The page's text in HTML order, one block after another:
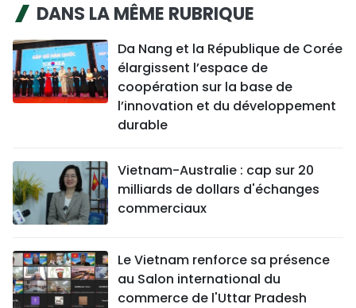
DANS LA MÊME RUBRIQUE
Da Nang et la République de Corée
élargissent l’espace de
coopération sur la base de
l’innovation et du développement
durable
Vietnam-Australie : cap sur 20
milliards de dollars d'échanges
commerciaux
Le Vietnam renforce sa présence
au Salon international du
commerce de l'Uttar Pradesh